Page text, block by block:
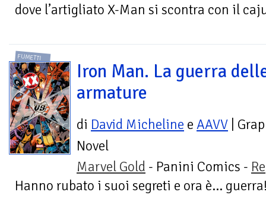
dove l’artigliato X-Man si scontra con il
FUMETTI
Iron Man. La guerra
armature
di David Micheline e AAVV |
Novel
Marvel Gold - Panini Comics -
Hanno rubato i suoi segreti e ora è...